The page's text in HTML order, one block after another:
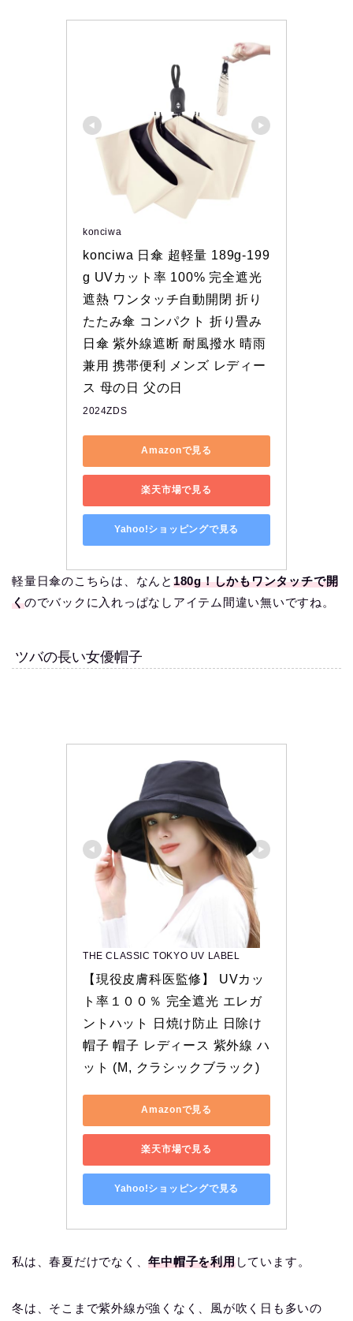
konciwa
konciwa 日傘 超軽量 189g-199
g UVカット率 100% 完全遮光
遮熱 ワンタッチ自動開閉 折り
たたみ傘 コンパクト 折り畳み
日傘 紫外線遮断 耐風撥水 晴雨
兼用 携帯便利 メンズ レディー
ス 母の日 父の日
2024ZDS
Amazonで見る
楽天市場で見る
Yahoo!ショッピングで見る
軽量日傘のこちらは、なんと 180g！しかもワンタッチで開
くのでバックに入れっぱなしアイテム間違い無いですね。
ツバの長い女優帽子
THE CLASSIC TOKYO UV LABEL
【現役皮膚科医監修】 UVカッ
ト率１００％ 完全遮光 エレガ
ントハット 日焼け防止 日除け
帽子 帽子 レディース 紫外線 ハ
ット (M, クラシックブラック)
Amazonで見る
楽天市場で見る
Yahoo!ショッピングで見る
私は、春夏だけでなく、年中帽子を利用しています。
冬は、そこまで紫外線が強くなく、風が吹く日も多いの